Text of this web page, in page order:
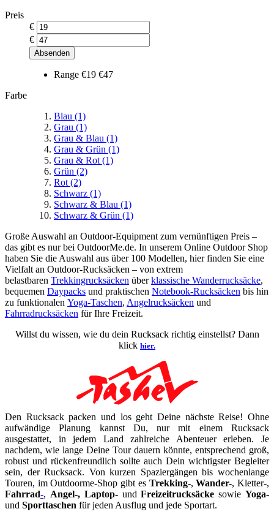
Preis
€
€
Absenden
Range €19 €47
Farbe
Blau (1)
Grau (1)
Grau & Blau (1)
Grau & Grün (1)
Grau & Rot (1)
Grün (2)
Rot (2)
Schwarz (1)
Schwarz & Blau (1)
Schwarz & Grün (1)
Große Auswahl an Outdoor-Equipment zum vernünftigen Preis –
das gibt es nur bei OutdoorMe.de. In unserem Online Outdoor Shop
haben Sie die Auswahl aus über 100 Modellen, hier finden Sie eine
Vielfalt an Outdoor-Rucksäcken – von extrem
belastbaren Trekkingrucksäcken überklassische Wanderrucksäcke,
bequemen Daypacks und praktischen Notebook-Rucksäcken bis hin
zu funktionalen Yoga-Taschen, Angelrucksäcken und
Fahrradrucksäcken für Ihre Freizeit.
Willst du wissen, wie du dein Rucksack richtig einstellst? Dann
klick hier.
Den Rucksack packen und los geht Deine nächste Reise! Ohne
aufwändige Planung kannst Du, nur mit einem Rucksack
ausgestattet, in jedem Land zahlreiche Abenteuer erleben. Je
nachdem, wie lange Deine Tour dauern könnte, entsprechend groß,
robust und rückenfreundlich sollte auch Dein wichtigster Begleiter
sein, der Rucksack. Von kurzen Spaziergängen bis wochenlange
Touren, im Outdoorme-Shop gibt es Trekking-,Wander-, Kletter-,
Fahrrad-, Angel-, Laptop-undFreizeitrucksäcke sowieYoga-
und Sporttaschen für jeden Ausflug und jede Sportart.